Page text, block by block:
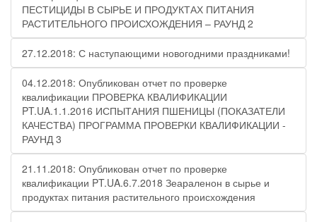
ПЕСТИЦИДЫ В СЫРЬЕ И ПРОДУКТАХ ПИТАНИЯ
РАСТИТЕЛЬНОГО ПРОИСХОЖДЕНИЯ – РАУНД 2
27.12.2018: С наступающими новогодними праздниками!
04.12.2018: Опубликован отчет по проверке
квалификации ПРОВЕРКА КВАЛИФИКАЦИИ
PT.UA.1.1.2016 ИСПЫТАНИЯ ПШЕНИЦЫ (ПОКАЗАТЕЛИ
КАЧЕСТВА) ПРОГРАММА ПРОВЕРКИ КВАЛИФИКАЦИИ -
РАУНД 3
21.11.2018: Опубликован отчет по проверке
квалификации PT.UA.6.7.2018 Зеараленон в сырье и
продуктах питания растительного происхождения